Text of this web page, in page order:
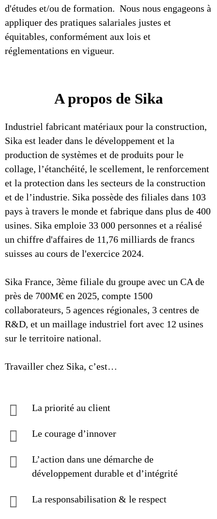
d'études et/ou de formation. Nous nous engageons à
appliquer des pratiques salariales justes et
équitables, conformément aux lois et
réglementations en vigueur.
A propos de Sika
Industriel fabricant matériaux pour la construction,
Sika est leader dans le développement et la
production de systèmes et de produits pour le
collage, l’étanchéité, le scellement, le renforcement
et la protection dans les secteurs de la construction
et de l’industrie. Sika possède des filiales dans 103
pays à travers le monde et fabrique dans plus de 400
usines. Sika emploie 33 000 personnes et a réalisé
un chiffre d'affaires de 11,76 milliards de francs
suisses au cours de l'exercice 2024.
Sika France, 3ème filiale du groupe avec un CA de
près de 700M€ en 2025, compte 1500
collaborateurs, 5 agences régionales, 3 centres de
R&D, et un maillage industriel fort avec 12 usines
sur le territoire national.
Travailler chez Sika, c’est…
La priorité au client
Le courage d’innover
L’action dans une démarche de
développement durable et d’intégrité
La responsabilisation & le respect